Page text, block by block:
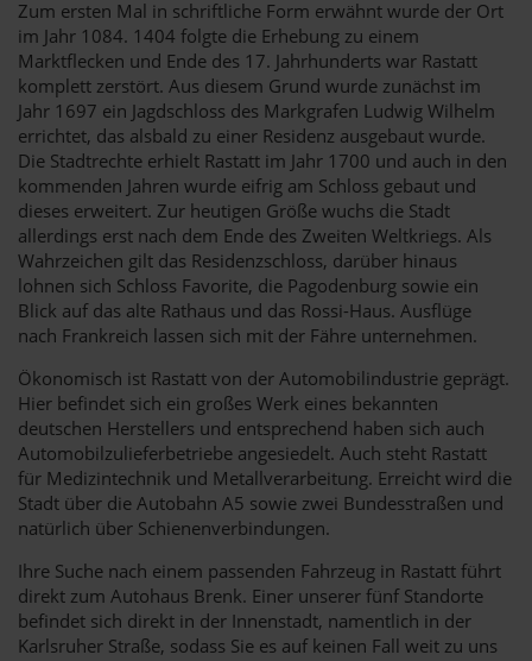
Zum ersten Mal in schriftliche Form erwähnt wurde der Ort
im Jahr 1084. 1404 folgte die Erhebung zu einem
Marktflecken und Ende des 17. Jahrhunderts war Rastatt
komplett zerstört. Aus diesem Grund wurde zunächst im
Jahr 1697 ein Jagdschloss des Markgrafen Ludwig Wilhelm
errichtet, das alsbald zu einer Residenz ausgebaut wurde.
Die Stadtrechte erhielt Rastatt im Jahr 1700 und auch in den
kommenden Jahren wurde eifrig am Schloss gebaut und
dieses erweitert. Zur heutigen Größe wuchs die Stadt
allerdings erst nach dem Ende des Zweiten Weltkriegs. Als
Wahrzeichen gilt das Residenzschloss, darüber hinaus
lohnen sich Schloss Favorite, die Pagodenburg sowie ein
Blick auf das alte Rathaus und das Rossi-Haus. Ausflüge
nach Frankreich lassen sich mit der Fähre unternehmen.
Ökonomisch ist Rastatt von der Automobilindustrie geprägt.
Hier befindet sich ein großes Werk eines bekannten
deutschen Herstellers und entsprechend haben sich auch
Automobilzulieferbetriebe angesiedelt. Auch steht Rastatt
für Medizintechnik und Metallverarbeitung. Erreicht wird die
Stadt über die Autobahn A5 sowie zwei Bundesstraßen und
natürlich über Schienenverbindungen.
Ihre Suche nach einem passenden Fahrzeug in Rastatt führt
direkt zum Autohaus Brenk. Einer unserer fünf Standorte
befindet sich direkt in der Innenstadt, namentlich in der
Karlsruher Straße, sodass Sie es auf keinen Fall weit zu uns